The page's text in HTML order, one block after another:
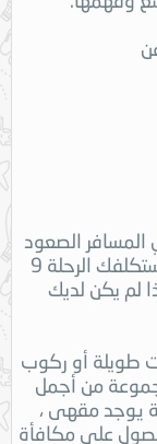
المسافر الصعود
إلى جبل فلويان عبر التلفريك مجانا، فيما ستكلفك الرحلة 9
لم يكن لديك
طويلة أو ركوب
من أجمل
يوجد مقهى ،
على مكافأة